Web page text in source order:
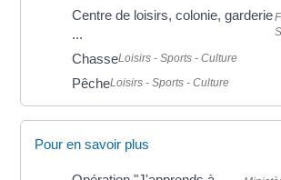
Centre de loisirs, colonie, garderie
...
ChasseLoisirs - Sports - Culture
PêcheLoisirs - Sports - Culture
Pour en savoir plus